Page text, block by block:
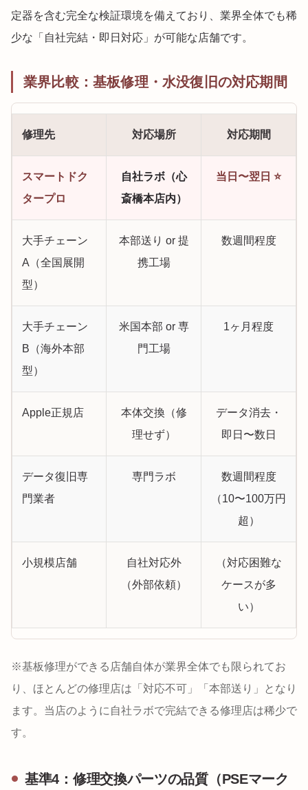
定器を含む完全な検証環境を備えており、業界全体でも稀
少な「自社完結・即日対応」が可能な店舗です。
業界比較：基板修理・水没復旧の対応期間
修理先 対応場所 対応期間
スマートドク
タープロ
自社ラボ（心
斎橋本店内）
当日〜翌日 ⭐
大手チェーン
A（全国展開
型）
本部送り or 提
携工場
数週間程度
大手チェーン
B（海外本部
型）
米国本部 or 専
門工場
1ヶ月程度
Apple正規店
本体交換（修
理せず）
データ消去・
即日〜数日
データ復旧専
門業者
専門ラボ
数週間程度
（10〜100万円
超）
小規模店舗
自社対応外
（外部依頼）
（対応困難な
ケースが多
い）
※基板修理ができる店舗自体が業界全体でも限られてお
り、ほとんどの修理店は「対応不可」「本部送り」となり
ます。当店のように自社ラボで完結できる修理店は稀少で
す。
基準4：修理交換パーツの品質（PSEマーク